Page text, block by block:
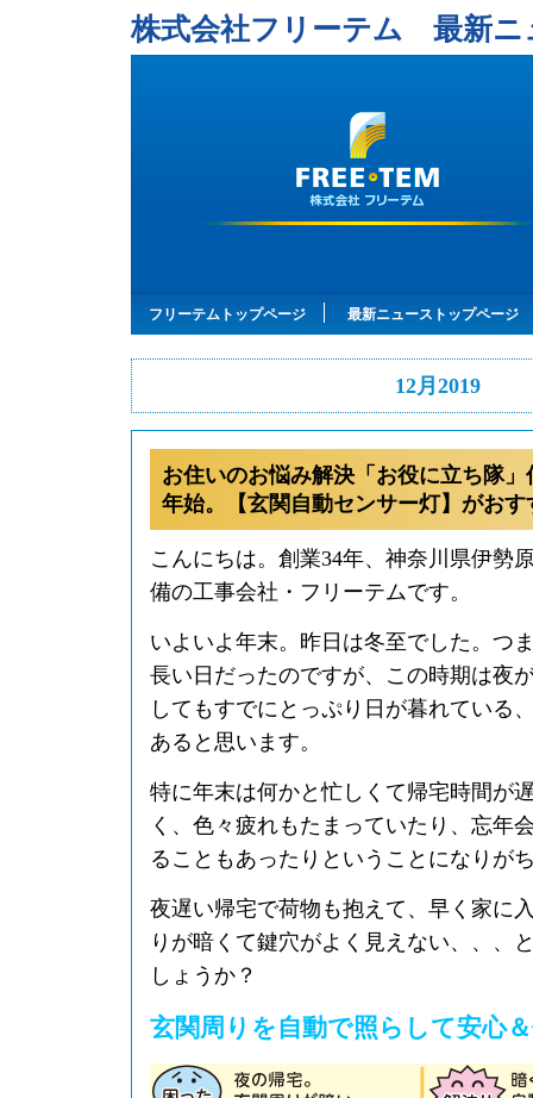
株式会社フリーテム 最新ニ
フリーテムトップページ 最新ニューストップページ
12月2019
お住いのお悩み解決「お役に立ち隊
年始。【玄関自動センサー灯】がおす
こんにちは。創業34年、神奈川県伊勢
備の工事会社・フリーテムです。
いよいよ年末。昨日は冬至でした。つ
長い日だったのですが、この時期は夜
してもすでにとっぷり日が暮れている
あると思います。
特に年末は何かと忙しくて帰宅時間が
く、色々疲れもたまっていたり、忘年
ることもあったりということになりが
夜遅い帰宅で荷物も抱えて、早く家に
りが暗くて鍵穴がよく見えない、、、
しょうか？
玄関周りを自動で照らして安心